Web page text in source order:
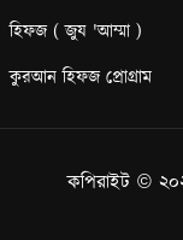
হিফজ ( জুয 'আম্মা )
কুরআন হিফজ প্রোগ্রাম
কপিরাইট ©